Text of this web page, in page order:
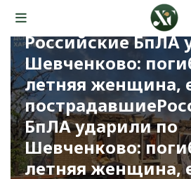
Российские БпЛА
Шевченково:
летняя женщина,
БпЛА ударили по
Шевченково:
летняя женщина,